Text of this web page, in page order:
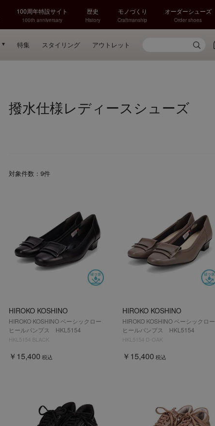
100周年特設サイト
100th anniversary
歴史
History
モノづくり
Craftmanship
オーダーシューズ
Order shoes
特集 スタイリング アウトレット
撥水仕様レディースシューズ
対象件数： 9件
HIROKO KOSHINO
HIROKO KOSHINO ベーシックロー
ヒールパンプス HKL5154
HKL5154 BLACK
￥15,400 税込
HIROKO KOSHINO
HIROKO KOSHINO ベーシックロー
ヒールパンプス HKL5154
HKL5154 D-OAK
￥15,400 税込